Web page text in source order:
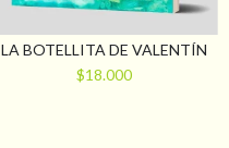
LA BOTELLITA DE VALENTÍN
$18.000